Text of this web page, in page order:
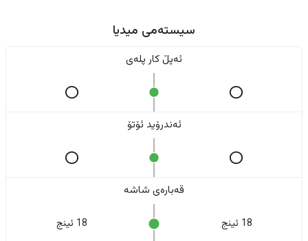
سیستەمی میدیا
ئەپڵ کار پلەی
ئەندرۆید ئۆتۆ
قەبارەی شاشە
18 ئینج 18 ئینج